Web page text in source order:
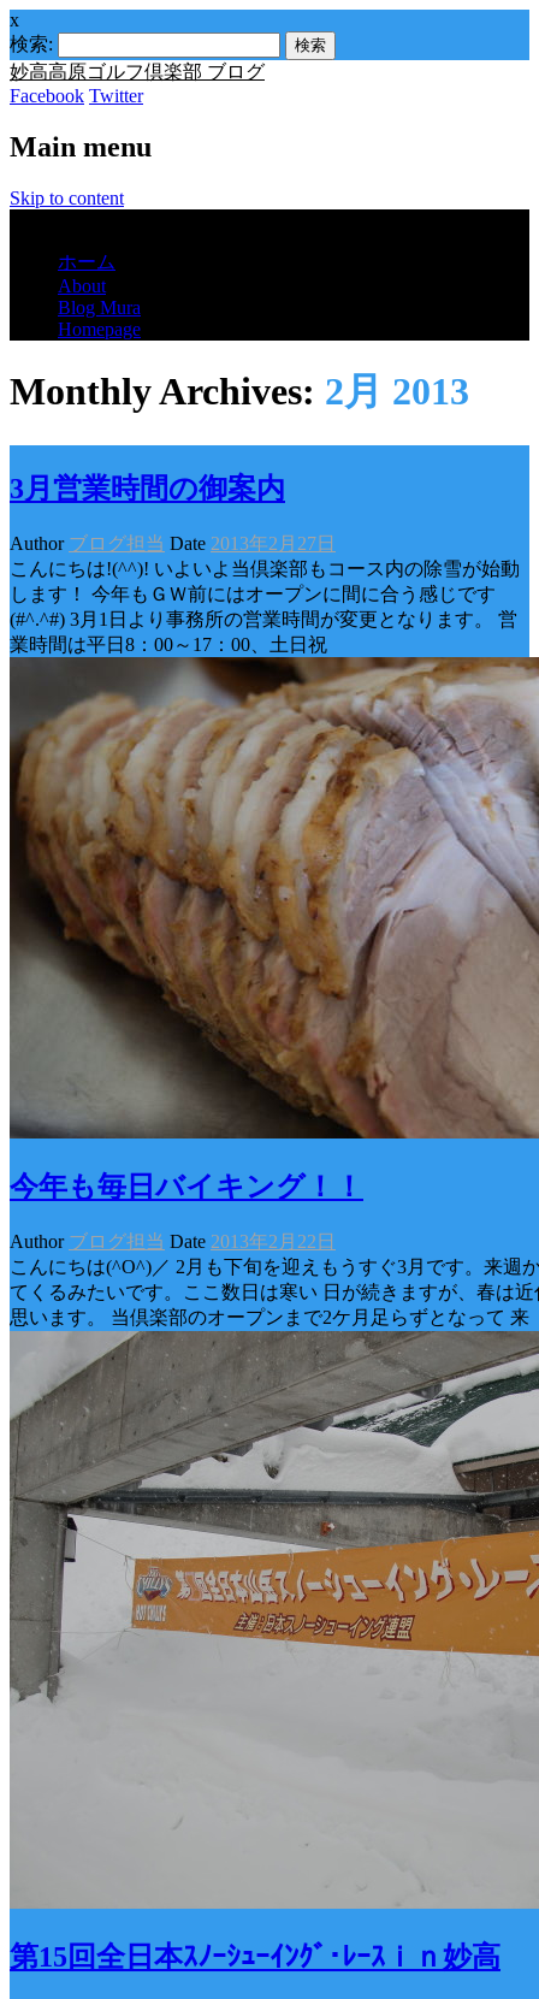
x
検索:
妙高高原ゴルフ倶楽部 ブログ
Facebook Twitter
Main menu
Skip to content
ホーム
About
Blog Mura
Homepage
Monthly Archives: 2月 2013
3月営業時間の御案内
Author ブログ担当 Date 2013年2月27日
こんにちは!(^^)! いよいよ当倶楽部もコース内の除雪が始動
します！ 今年もＧＷ前にはオープンに間に合う感じです
(#^.^#) 3月1日より事務所の営業時間が変更となります。 営
業時間は平日8：00～17：00、土日祝
今年も毎日バイキング！！
Author ブログ担当 Date 2013年2月22日
こんにちは(^O^)／ 2月も下旬を迎えもうすぐ3月です。来週
てくるみたいです。ここ数日は寒い 日が続きますが、春は
思います。 当倶楽部のオープンまで2ケ月足らずとなって 来
第15回全日本ｽﾉｰｼｭｰｲﾝｸﾞ･ﾚｰｽｉｎ妙高